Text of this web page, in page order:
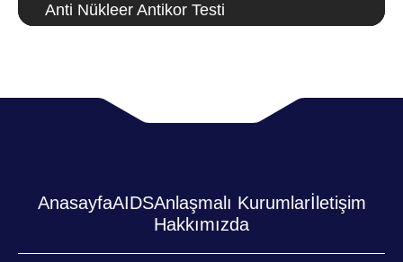
Anti Nükleer Antikor Testi
AnasayfaAIDSAnlaşmalı Kurumlarİletişim
Hakkımızda